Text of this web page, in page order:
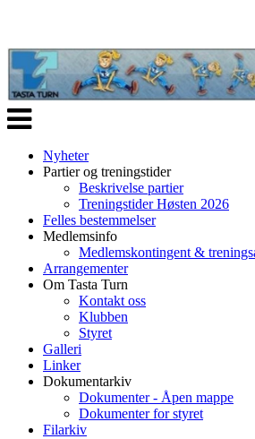
Veksle
navigasjon
Nyheter
Partier og treningstider
Beskrivelse partier
Treningstider Høsten 2026
Felles bestemmelser
Medlemsinfo
Medlemskontingent &
Arrangementer
Om Tasta Turn
Kontakt oss
Klubben
Styret
Galleri
Linker
Dokumentarkiv
Dokumenter - Åpen mappe
Dokumenter for styret
Filarkiv